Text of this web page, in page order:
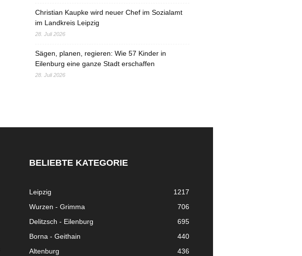
Christian Kaupke wird neuer Chef im Sozialamt
im Landkreis Leipzig
28. Juli 2026
Sägen, planen, regieren: Wie 57 Kinder in
Eilenburg eine ganze Stadt erschaffen
28. Juli 2026
BELIEBTE KATEGORIE
Leipzig
1217
Wurzen - Grimma
706
Delitzsch - Eilenburg
695
Borna - Geithain
440
Altenburg
436